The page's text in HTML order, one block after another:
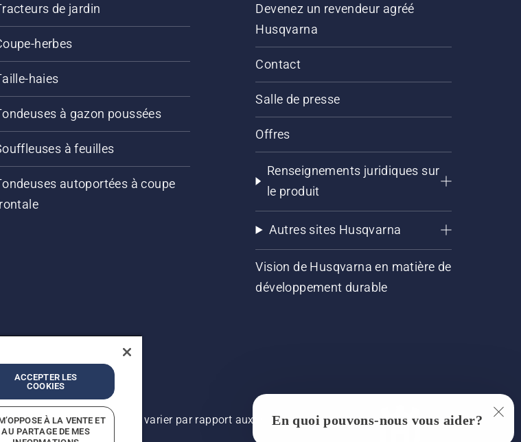
de jardin
herbes
haies
à gazon poussées
à feuilles
autoportées à coupe
Devenez un revendeur agréé
Husqvarna
Contact
Salle de presse
Offres
Renseignements juridiques sur
le produit
Autres sites Husqvarna
Vision de Husqvarna en matière de
développement durable
produit peut légèrement varier par rapport aux images, mais la
ACCEPTER LES
COOKIES
À LA VENTE ET
AU PARTAGE DE MES
En quoi pouvons-nous vous aider?